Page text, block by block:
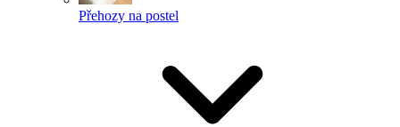
Přehozy na postel